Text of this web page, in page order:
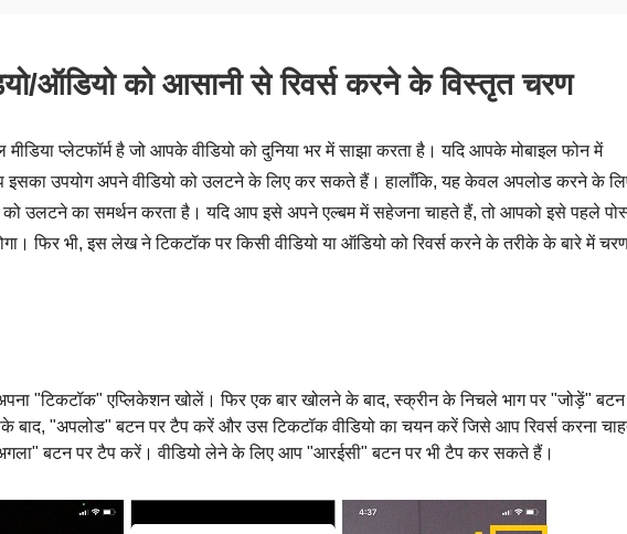
ऑडियो को आसानी से रिवर्स करने के विस्तृत चरण
प्लेटफॉर्म है जो आपके वीडियो को दुनिया भर में साझा करता है। यदि आपके मोबाइल फोन में
इसका उपयोग अपने वीडियो को उलटने के लिए कर सकते हैं। हालाँकि, यह केवल अपलोड करने के
को उलटने का समर्थन करता है। यदि आप इसे अपने एल्बम में सहेजना चाहते हैं, तो आपको इसे पहले
फिर भी, इस लेख ने टिकटॉक पर किसी वीडियो या ऑडियो को रिवर्स करने के तरीके के बारे में
"टिकटॉक" एप्लिकेशन खोलें। फिर एक बार खोलने के बाद, स्क्रीन के निचले भाग पर "जोड़ें" बटन
बाद, "अपलोड" बटन पर टैप करें और उस टिकटॉक वीडियो का चयन करें जिसे आप रिवर्स करना
बटन पर टैप करें। वीडियो लेने के लिए आप "आरईसी" बटन पर भी टैप कर सकते हैं।